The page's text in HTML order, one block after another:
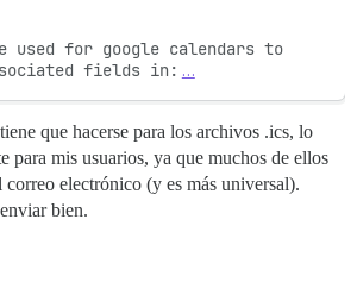
used for google calendars to
fields in: …
que hacerse para los archivos .ics, lo
para mis usuarios, ya que muchos de ellos
electrónico (y es más universal).
bien.